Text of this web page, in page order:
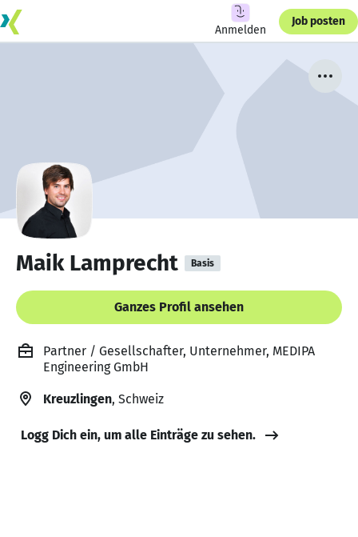
Anmelden
Job posten
Maik Lamprecht Basis
Ganzes Profil ansehen
Partner / Gesellschafter, Unternehmer, MEDIPA
Engineering GmbH
Kreuzlingen, Schweiz
Logg Dich ein, um alle Einträge zu sehen.